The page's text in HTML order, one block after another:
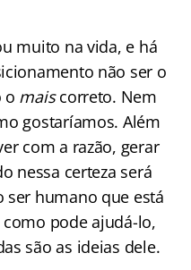
muito na vida, e há
não ser o
o maiscorreto. Nem
gostaríamos. Além
com a razão, gerar
nessa certeza será
ser humano que está
pode ajudá-lo,
são as ideias dele.